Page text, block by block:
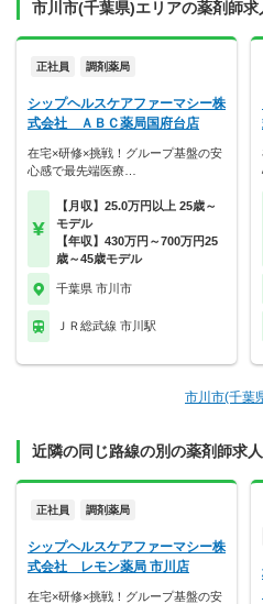
市川市(千葉県)エリアの薬剤師求
正社員 調剤薬局
シップヘルスケアファーマシー株
式会社 ＡＢＣ薬局国府台店
在宅×研修×挑戦！グループ基盤の安
心感で最先端医療…
【月収】25.0万円以上 25歳～
モデル
【年収】430万円～700万円25
歳～45歳モデル
千葉県 市川市
ＪＲ総武線 市川駅
市川市(千葉
近隣の同じ路線の別の薬剤師求人
正社員 調剤薬局
シップヘルスケアファーマシー株
式会社 レモン薬局 市川店
在宅×研修×挑戦！グループ基盤の安